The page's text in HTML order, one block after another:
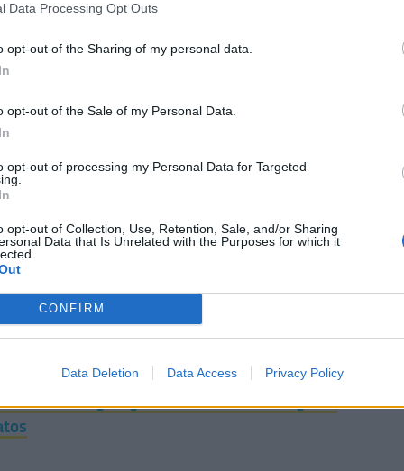
Data Processing Opt Outs
opt-out of the Sharing of my personal data.
opt-out of the Sale of my Personal Data.
opt-out of processing my Personal Data for Targeted
opt-out of Collection, Use, Retention, Sale, and/or Sharing
Data that Is Unrelated with the Purposes for which it
CONFIRM
Data Deletion Data Access Privacy Policy
την μάχη του σταυρού στη Β' Αθήνας στον
adonis-georgiadis-sto-newsbomb-gr-oi-